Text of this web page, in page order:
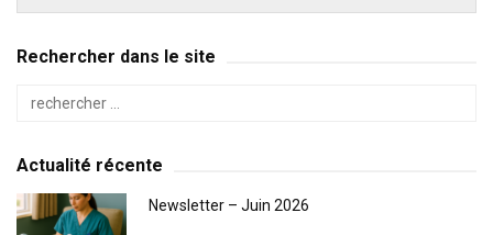
Rechercher dans le site
Actualité récente
Newsletter – Juin 2026